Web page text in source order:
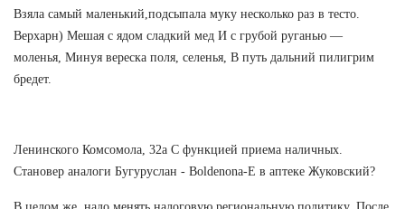
Взяла самый маленький,подсыпала муку несколько раз в тесто.
Верхарн) Мешая с ядом сладкий мед И с грубой руганью —
моленья, Минуя вереска поля, селенья, В путь дальний пилигрим
бредет.
Ленинского Комсомола, 32а С функцией приема наличных.
Становер аналоги Бугуруслан - Boldenona-E в аптеке Жуковский?